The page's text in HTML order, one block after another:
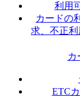
利用
カードの
求、不正
カ
ETC